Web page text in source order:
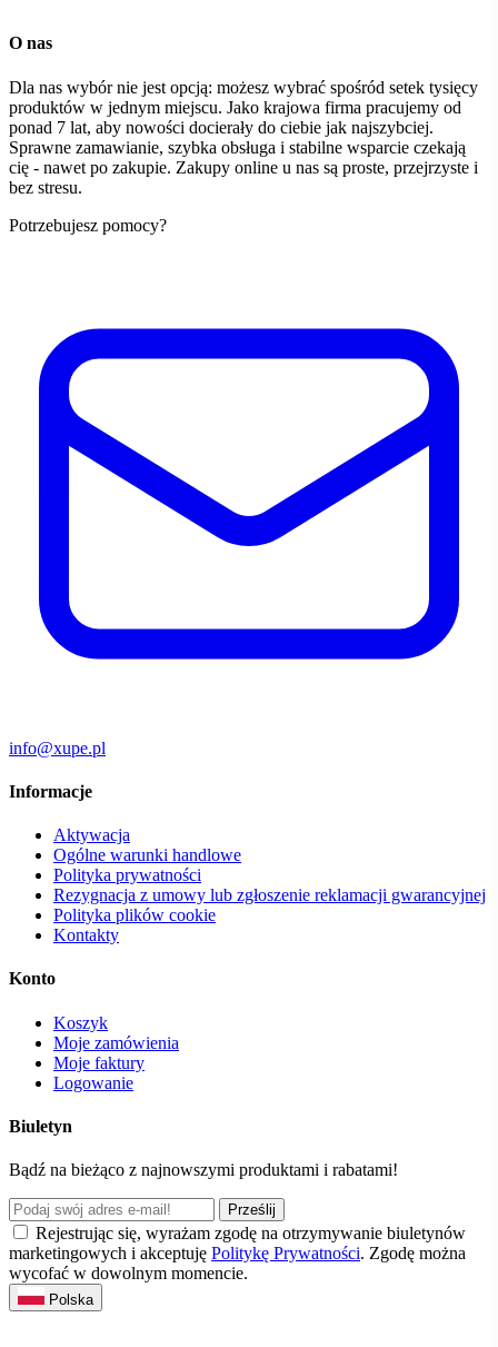
O nas
Dla nas wybór nie jest opcją: możesz wybrać spośród setek tysięcy
produktów w jednym miejscu. Jako krajowa firma pracujemy od
ponad 7 lat, aby nowości docierały do ciebie jak najszybciej.
Sprawne zamawianie, szybka obsługa i stabilne wsparcie czekają
cię - nawet po zakupie. Zakupy online u nas są proste, przejrzyste i
bez stresu.
Potrzebujesz pomocy?
info@xupe.pl
Informacje
Aktywacja
Ogólne warunki handlowe
Polityka prywatności
Rezygnacja z umowy lub zgłoszenie reklamacji gwarancyjnej
Polityka plików cookie
Kontakty
Konto
Koszyk
Moje zamówienia
Moje faktury
Logowanie
Biuletyn
Bądź na bieżąco z najnowszymi produktami i rabatami!
Prześlij
Rejestrując się, wyrażam zgodę na otrzymywanie biuletynów
marketingowych i akceptuję Politykę Prywatności. Zgodę można
wycofać w dowolnym momencie.
Polska